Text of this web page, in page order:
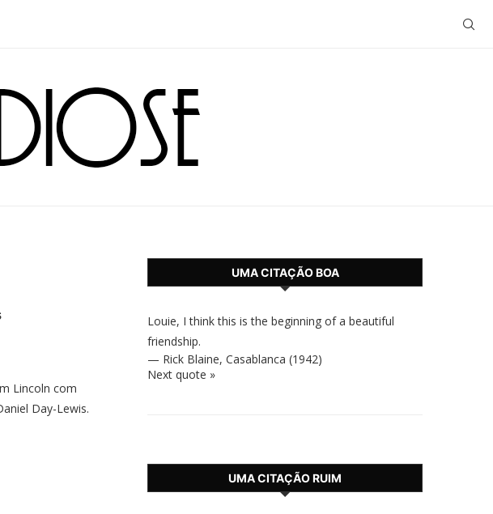
Lincoln com
Day-Lewis.
UMA CITAÇÃO BOA
Louie, I think this is the beginning of a beautiful
friendship.
— Rick Blaine, Casablanca (1942)
Next quote »
UMA CITAÇÃO RUIM